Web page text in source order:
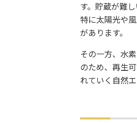
す。貯蔵が難
特に太陽光や
があります。
その一方、水
のため、再生
れていく自然